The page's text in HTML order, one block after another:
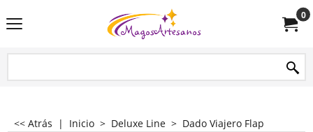
0
<< Atrás | Inicio > Deluxe Line > Dado Viajero Flap